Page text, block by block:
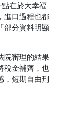
在於大幸福
進口過程也都
部分資料明顯
院審理的結果
稅金補齊，也
，短期自由刑